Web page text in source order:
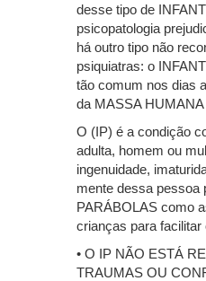
desse tipo de
psicopatologia
há outro tipo não
psiquiatras: o
tão comum nos dias
da MASSA
O (IP) é a condição
adulta, homem ou
ingenuidade,
mente dessa pessoa
PARÁBOLAS como
crianças para facilitar
• O IP NÃO ESTÁ
TRAUMAS OU